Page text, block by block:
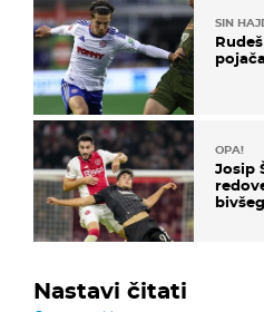
SIN
OPA!
Josip
Nastavi čitati